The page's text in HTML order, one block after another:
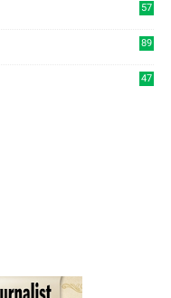
57
89
47